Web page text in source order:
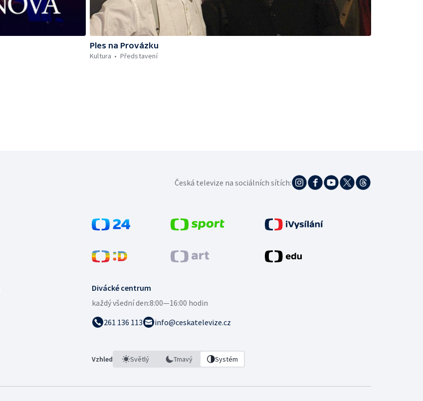
Ples na Provázku
Kultura
Představení
Divácké centrum
každý všední den:8:00—16:00 hodin
261 136 113
info@ceskatelevize.cz
Vzhled Světlý Tmavý Systém
Česká televize na sociálních sítích: